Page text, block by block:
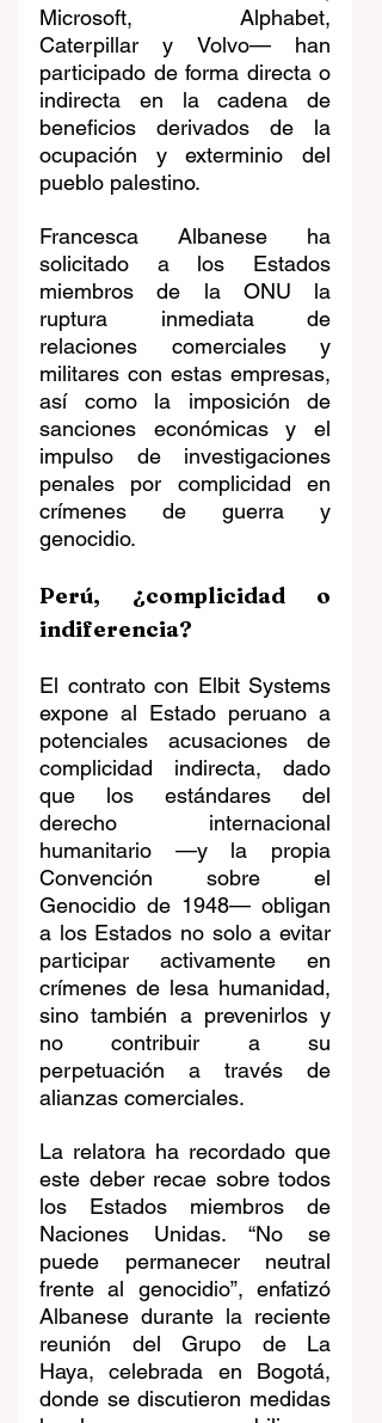
Microsoft, Alphabet,
Caterpillar y Volvo— han
participado de forma directa o
indirecta en la cadena de
beneficios derivados de la
ocupación y exterminio del
pueblo palestino.
Francesca Albanese ha
solicitado a los Estados
miembros de la ONU la
ruptura inmediata de
relaciones comerciales y
militares con estas empresas,
así como la imposición de
sanciones económicas y el
impulso de investigaciones
penales por complicidad en
crímenes de guerra y
genocidio.
Perú, ¿complicidad o
indiferencia?
El contrato con Elbit Systems
expone al Estado peruano a
potenciales acusaciones de
complicidad indirecta, dado
que los estándares del
derecho internacional
humanitario —y la propia
Convención sobre el
Genocidio de 1948— obligan
a los Estados no solo a evitar
participar activamente en
crímenes de lesa humanidad,
sino también a prevenirlos y
no contribuir a su
perpetuación a través de
alianzas comerciales.
La relatora ha recordado que
este deber recae sobre todos
los Estados miembros de
Naciones Unidas. “No se
puede permanecer neutral
frente al genocidio”, enfatizó
Albanese durante la reciente
reunión del Grupo de La
Haya, celebrada en Bogotá,
donde se discutieron medidas